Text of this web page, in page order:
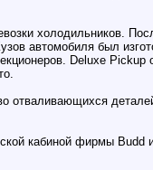
холодильников.
автомобиля был
Deluxe Pickup
отваливающихся
кабиной фирмы Budd